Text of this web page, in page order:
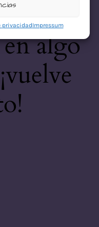
privacidadImpressum
algo